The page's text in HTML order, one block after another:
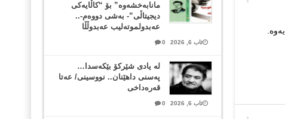
مانابەخشەوە” بۆ “کاڵایەکی
دیجیتاڵی”- بەشی دووەم-..
عەبدولموتەلیب عەبدوڵڵا
ئاب 6, 2026 0
لە یادی شێرکۆ بێکەسدا…
پەسنی داهێنان.. نووسینی/ عەتا
قەرەداخی
ئاب 6, 2026 0